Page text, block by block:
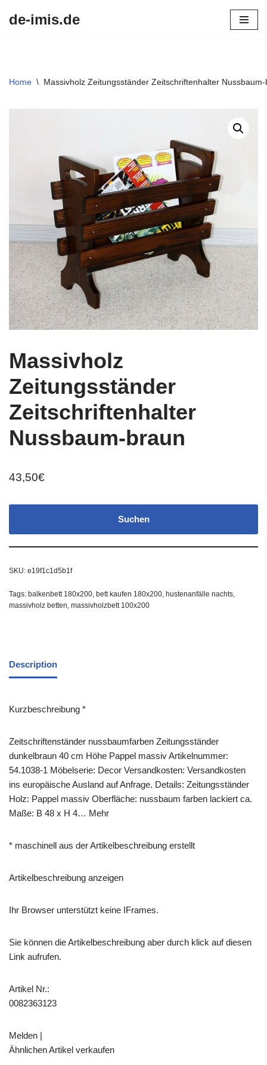
de-imis.de
Home \ Massivholz Zeitungsständer Zeitschriftenhalter
Massivholz
Zeitungsständer
Zeitschriftenhalter
Nussbaum-braun
43,50€
Suchen
SKU: e19f1c1d5b1f
Tags: balkenbett 180x200, bett kaufen 180x200, hustenanfälle nachts,
massivholz betten, massivholzbett 100x200
Description
Kurzbeschreibung *
Zeitschriftenständer nussbaumfarben Zeitungsständer
dunkelbraun 40 cm Höhe Pappel massiv Artikelnummer:
54.1038-1 Möbelserie: Decor Versandkosten: Versandkosten
ins europäische Ausland auf Anfrage. Details: Zeitungsständer
Holz: Pappel massiv Oberfläche: nussbaum farben lackiert ca.
Maße: B 48 x H 4… Mehr
* maschinell aus der Artikelbeschreibung erstellt
Artikelbeschreibung anzeigen
Ihr Browser unterstützt keine IFrames.
Sie können die Artikelbeschreibung aber durch klick auf diesen
Link aufrufen.
Artikel Nr.:
0082363123
Melden |
Ähnlichen Artikel verkaufen